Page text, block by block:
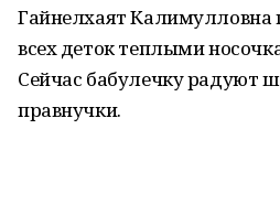
Гайнелхаят Калимулловна
всех деток теплыми
Сейчас бабулечку радуют
правнучки.